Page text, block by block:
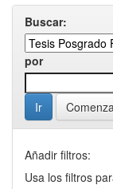
Buscar:
por
Añadir filtros:
Usa los filtros